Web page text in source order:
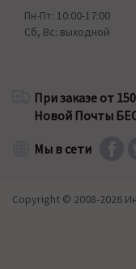
Пн-Пт: 10:00-17:00
Сб, Вс: выходной
При заказе от
Новой Почты
Мы в сети
Copyright © 2008-2026